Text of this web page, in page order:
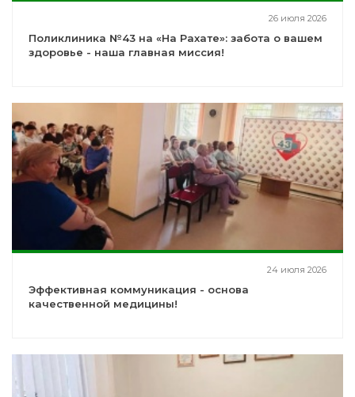
26 июля 2026
Поликлиника №43 на «На Рахате»: забота о вашем
здоровье - наша главная миссия!
24 июля 2026
Эффективная коммуникация - основа
качественной медицины!